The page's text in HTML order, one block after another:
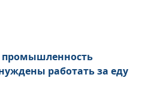
промышленность
работать за еду